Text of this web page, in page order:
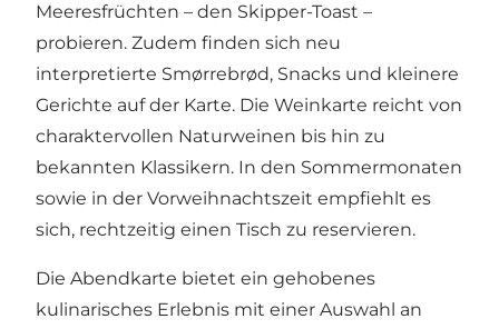
Meeresfrüchten – den Skipper-Toast –
probieren. Zudem finden sich neu
interpretierte Smørrebrød, Snacks und kleinere
Gerichte auf der Karte. Die Weinkarte reicht von
charaktervollen Naturweinen bis hin zu
bekannten Klassikern. In den Sommermonaten
sowie in der Vorweihnachtszeit empfiehlt es
sich, rechtzeitig einen Tisch zu reservieren.
Die Abendkarte bietet ein gehobenes
kulinarisches Erlebnis mit einer Auswahl an